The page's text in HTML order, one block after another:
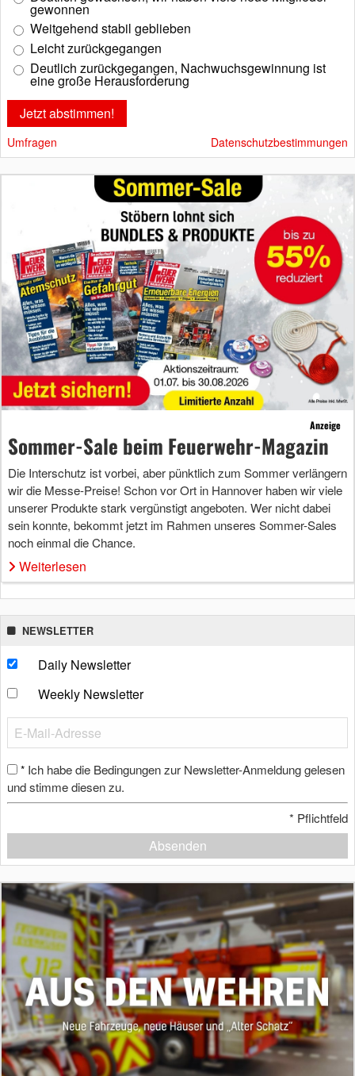
gewonnen
Weitgehend stabil geblieben
Leicht zurückgegangen
Deutlich zurückgegangen, Nachwuchsgewinnung ist
eine große Herausforderung
Umfragen Datenschutzbestimmungen
Anzeige
Sommer-Sale beim Feuerwehr-Magazin
Die Interschutz ist vorbei, aber pünktlich zum Sommer verlängern
wir die Messe-Preise! Schon vor Ort in Hannover haben wir viele
unserer Produkte stark vergünstigt angeboten. Wer nicht dabei
sein konnte, bekommt jetzt im Rahmen unseres Sommer-Sales
noch einmal die Chance.
Weiterlesen
NEWSLETTER
Daily Newsletter
Weekly Newsletter
* Ich habe die Bedingungen zur Newsletter-Anmeldung gelesen
und stimme diesen zu.
* Pflichtfeld
Absenden